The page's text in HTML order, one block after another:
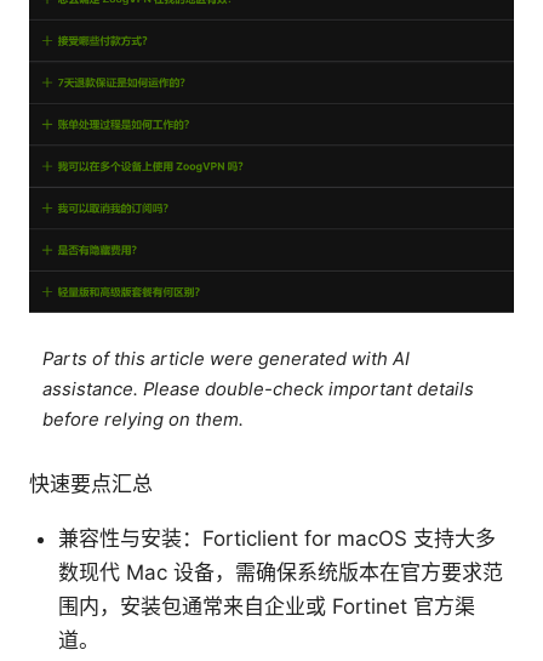
Parts of this article were generated with AI
assistance. Please double-check important details
before relying on them.
快速要点汇总
兼容性与安装：Forticlient for macOS 支持大多
数现代 Mac 设备，需确保系统版本在官方要求范
围内，安装包通常来自企业或 Fortinet 官方渠
道。